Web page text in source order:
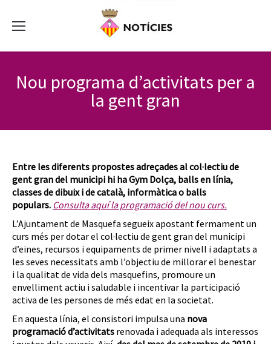
Nou programa d’activitats per a
la gent gran
Entre les diferents propostes adreçades al col·lectiu de
gent gran del municipi hi ha Gym Dolça, balls en línia,
classes de dibuix i de català, informàtica o balls
populars. Consulta aquí la programació del nou curs.
L’Ajuntament de Masquefa segueix apostant fermament un
curs més per dotar el col·lectiu de gent gran del municipi
d’eines, recursos i equipaments de primer nivell i adaptats a
les seves necessitats amb l’objectiu de millorar el benestar
i la qualitat de vida dels masquefins, promoure un
envelliment actiu i saludable i incentivar la participació
activa de les persones de més edat en la societat.
En aquesta línia, el consistori impulsa una nova
programació d’activitats renovada i adequada als interessos